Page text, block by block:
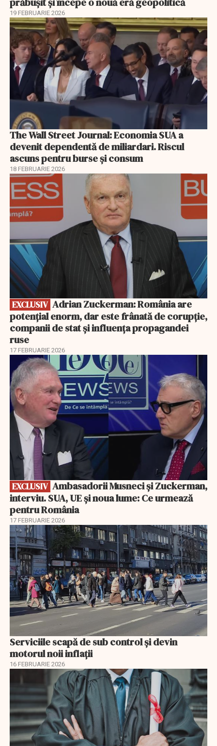
19 FEBRUARIE 2026
The Wall Street Journal: Economia SUA a
devenit dependentă de miliardari. Riscul
ascuns pentru burse și consum
18 FEBRUARIE 2026
EXCLUSIV
EXCLUSIV
potențial enorm, dar este frânată de corupție,
companii de stat și influența propagandei
ruse
17 FEBRUARIE 2026
EXCLUSIV
EXCLUSIV
interviu. SUA, UE și noua lume: Ce urmează
pentru România
17 FEBRUARIE 2026
Serviciile scapă de sub control și devin
motorul noii inflații
16 FEBRUARIE 2026